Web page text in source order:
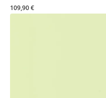
109,90 €